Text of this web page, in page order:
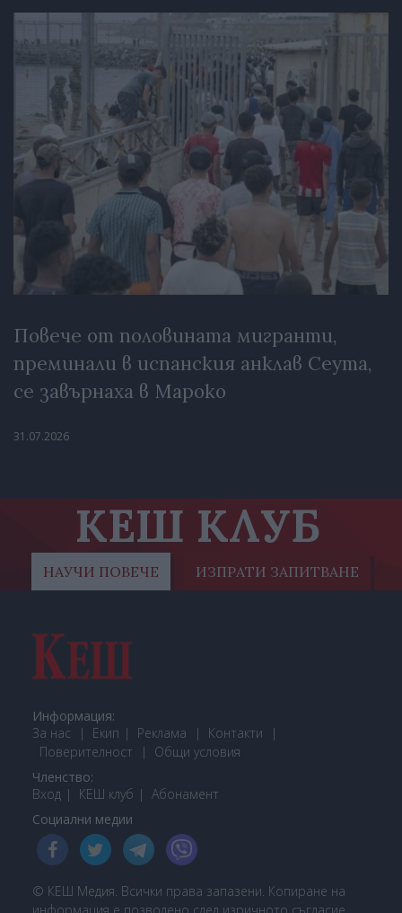
Повече от половината мигранти,
преминали в испанския анклав Сеута,
се завърнаха в Мароко
31.07.2026
КЕШ КЛУБ
НАУЧИ ПОВЕЧЕ ИЗПРАТИ ЗАПИТВАНЕ
Информация:
За нас
Екип Реклама
Контакти
Поверителност
Общи условия
Членство:
Вход
КЕШ клуб Абонамент
Социални медии
© КЕШ Медия. Всички права запазени. Копиране на
информация е позволено след изричното съгласие